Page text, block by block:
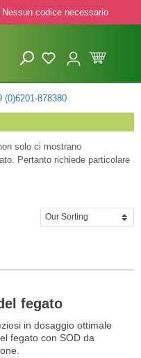
codice necessario
(0)6201-878380
solo ci mostrano
Pertanto richiede particolare
5 out of 5 stars
fegato
in dosaggio ottimale
fegato con SOD da